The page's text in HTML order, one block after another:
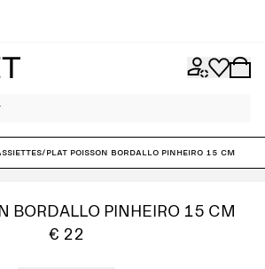
/Plat poisson Bordallo Pinheiro 15 cm
BORDALLO PINHEIRO 15 CM
€ 22